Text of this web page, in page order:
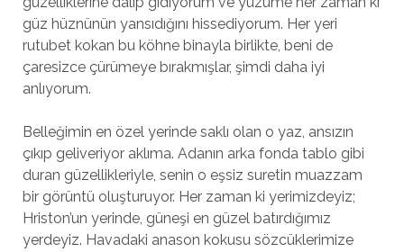
güz hüznünün yansıdığını hissediyorum. Her yeri
rutubet kokan bu köhne binayla birlikte, beni de
çaresizce çürümeye bırakmışlar, şimdi daha iyi
anlıyorum.
Belleğimin en özel yerinde saklı olan o yaz, ansızın
çıkıp geliveriyor aklıma. Adanın arka fonda tablo gibi
duran güzellikleriyle, senin o eşsiz suretin muazzam
bir görüntü oluşturuyor. Her zaman ki yerimizdeyiz;
Hriston’un yerinde, güneşi en güzel batırdığımız
yerdeyiz. Havadaki anason kokusu sözcüklerimize